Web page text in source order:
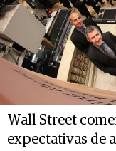
Wall Street
expectativas de